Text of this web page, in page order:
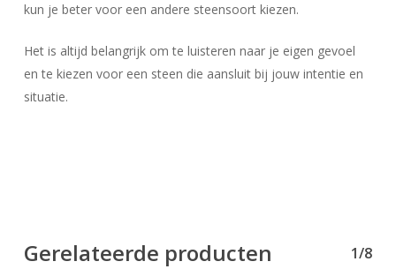
kun je beter voor een andere steensoort kiezen.
Het is altijd belangrijk om te luisteren naar je eigen gevoel
en te kiezen voor een steen die aansluit bij jouw intentie en
situatie.
Gerelateerde producten 1/8